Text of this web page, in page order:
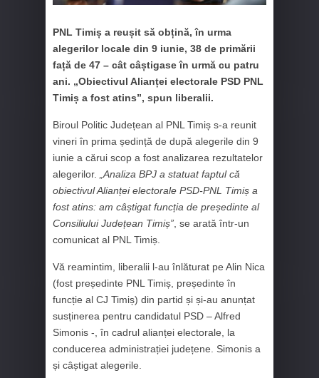
PNL Timiș a reușit să obțină, în urma
alegerilor locale din 9 iunie, 38 de primării
față de 47 – cât câștigase în urmă cu patru
ani. „Obiectivul Alianței electorale PSD PNL
Timiș a fost atins”, spun liberalii.
Biroul Politic Județean al PNL Timiș s-a reunit
vineri în prima ședință de după alegerile din 9
iunie a cărui scop a fost analizarea rezultatelor
alegerilor.
„Analiza BPJ a statuat faptul că
obiectivul Alianței electorale PSD-PNL Timiș a
fost atins: am câștigat funcția de președinte al
Consiliului Județean Timiș” , se arată într-un
comunicat al PNL Timiș.
Vă reamintim, liberalii l-au înlăturat pe Alin Nica
(fost președinte PNL Timiș, președinte în
funcție al CJ Timiș) din partid și și-au anunțat
susținerea pentru candidatul PSD – Alfred
Simonis -, în cadrul alianței electorale, la
conducerea administrației județene. Simonis a
și câștigat alegerile.